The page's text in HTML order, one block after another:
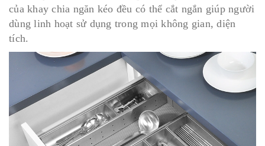
của khay chia ngăn kéo đều có thể cắt ngắn giúp người
dùng linh hoạt sử dụng trong mọi không gian, diện
tích.